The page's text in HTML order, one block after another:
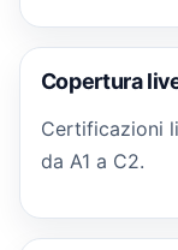
Copertura
Certificazioni
da A1 a C2.